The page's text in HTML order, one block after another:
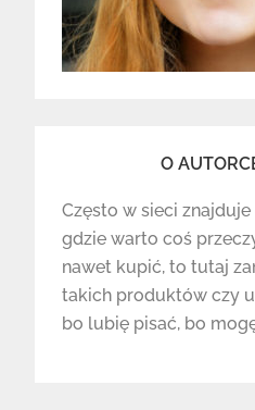
O
Często w sieci
gdzie warto coś
nawet kupić, to tutaj
takich produktów czy
bo lubię pisać, bo